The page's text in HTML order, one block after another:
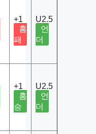
+1
홈
패
U2.5
언
더
+1
홈
승
U2.5
언
더